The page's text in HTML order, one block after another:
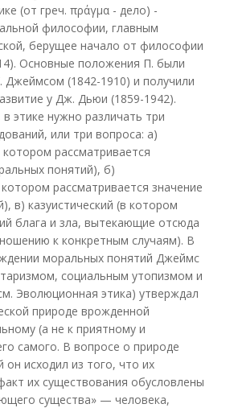
(от греч. πράγμα - дело) -
философии, главным
берущее начало от философии
Основные положения П. были
(1842-1910) и получили
у Дж. Дьюи (1859-1942).
этике нужно различать три
или три вопроса: а)
котором рассматривается
понятий), б)
рассматривается значение
в) казуистический (в котором
блага и зла, вытекающие отсюда
к конкретным случаям). В
моральных понятий Джеймс
социальным утопизмом и
Эволюционная этика) утверждал
природе врожденной
(а не к приятному и
самого. В вопросе о природе
исходил из того, что их
их существования обусловлены
существа» — человека,